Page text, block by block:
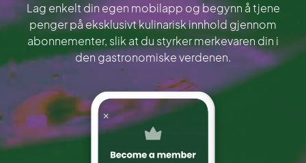
Lag enkelt din egen mobilapp og begynn å tjene
penger på eksklusivt kulinarisk innhold gjennom
abonnementer, slik at du styrker merkevaren din i
den gastronomiske verdenen.